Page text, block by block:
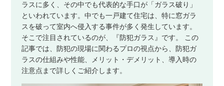
ラスに多く、その中でも代表的な手口が「ガラス破り」
といわれています。中でも一戸建て住宅は、特に窓ガラ
スを破って室内へ侵入する事件が多く発生しています。
そこで注目されているのが、『防犯ガラス』です。 この
記事では、防犯の現場に関わるプロの視点から、防犯ガ
ラスの仕組みや性能、メリット・デメリット、導入時の
注意点まで詳しくご紹介します。